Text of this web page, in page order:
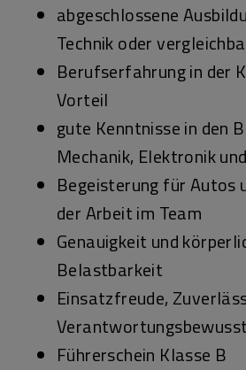
abgeschlossene
Technik oder
Berufserfahrung in der
Vorteil
gute Kenntnisse in den
Mechanik, Elektronik
Begeisterung für Autos
der Arbeit im Team
Genauigkeit und
Belastbarkeit
Einsatzfreude,
Führerschein Klasse B